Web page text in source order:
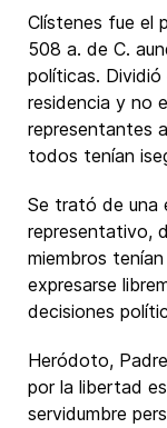
Clístenes fue el
508 a. de C.
políticas.
residencia y no
representantes
todos tenían
Se trató de una
representativo,
miembros
expresarse
decisiones
Heródoto,
por la libertad
servidumbre